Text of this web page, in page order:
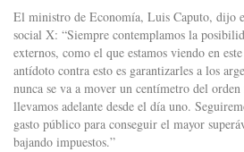
El ministro de Economía, Luis Caputo, dijo
social X: “Siempre contemplamos la
externos, como el que estamos viendo en
antídoto contra esto es garantizarles a los
nunca se va a mover un centímetro del
llevamos adelante desde el día uno.
gasto público para conseguir el mayor
bajando impuestos.”